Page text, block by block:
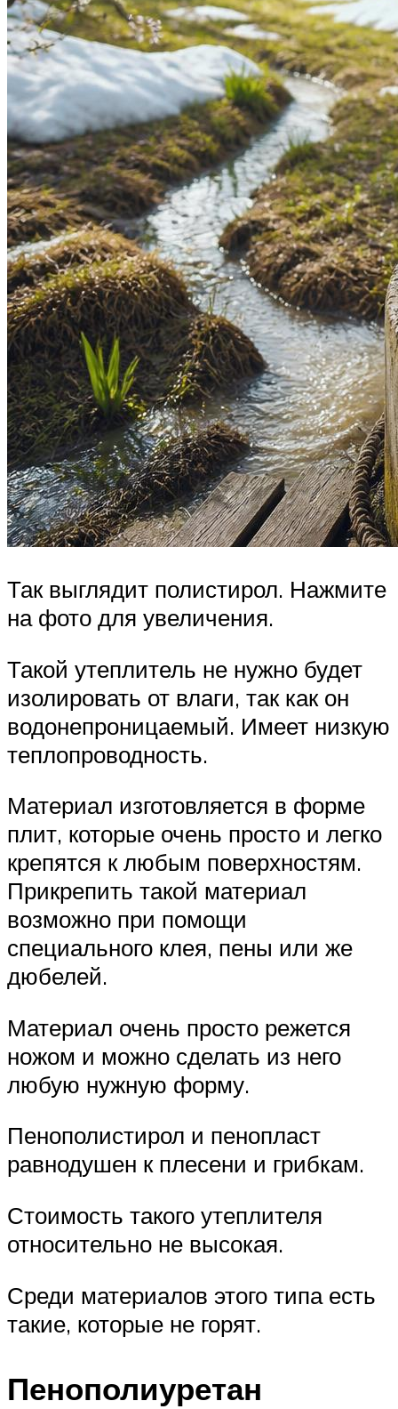
Так выглядит полистирол. Нажмите
на фото для увеличения.
Такой утеплитель не нужно будет
изолировать от влаги, так как он
водонепроницаемый. Имеет низкую
теплопроводность.
Материал изготовляется в форме
плит, которые очень просто и легко
крепятся к любым поверхностям.
Прикрепить такой материал
возможно при помощи
специального клея, пены или же
дюбелей.
Материал очень просто режется
ножом и можно сделать из него
любую нужную форму.
Пенополистирол и пенопласт
равнодушен к плесени и грибкам.
Стоимость такого утеплителя
относительно не высокая.
Среди материалов этого типа есть
такие, которые не горят.
Пенополиуретан